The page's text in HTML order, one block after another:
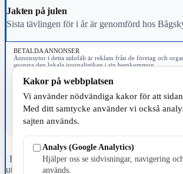
Jakten på julen
Sista tävlingen för i år är genomförd hos
BETALDA ANNONSER
Annonsytor i detta sidofält är reklam från de företag och
sponsra den lokala journalistiken i sin hemkommun.
Fristående webbtidningsföretag grundat 1991
ut tidningen Skillingaryd.nu och 2010
Kakor på webbplatsen
Vi använder nödvändiga kakor för att
Med ditt samtycke använder vi också
sajten används.
Analys (Google Analytics)
Hjälper oss se sidvisningar, navigering
används.